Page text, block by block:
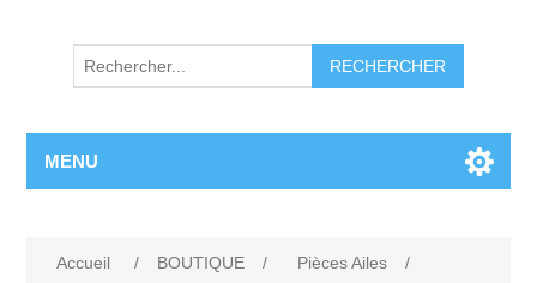
RECHERCHER
MENU
Accueil / BOUTIQUE / Pièces Ailes
/